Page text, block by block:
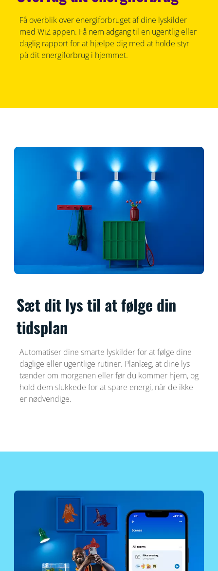
Få overblik over energiforbruget af dine lyskilder
med WiZ appen. Få nem adgang til en ugentlig eller
daglig rapport for at hjælpe dig med at holde styr
på dit energiforbrug i hjemmet.
Sæt dit lys til at følge din
tidsplan
Automatiser dine smarte lyskilder for at følge dine
daglige eller ugentlige rutiner. Planlæg, at dine lys
tænder om morgenen eller før du kommer hjem, og
hold dem slukkede for at spare energi, når de ikke
er nødvendige.